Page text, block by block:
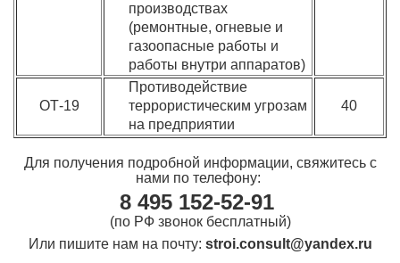
производствах
(ремонтные, огневые и
газоопасные работы и
работы внутри аппаратов)
ОТ-19
Противодействие
террористическим угрозам
на предприятии
40
Для получения подробной информации, свяжитесь с
нами по телефону:
8 495 152-52-91
(по РФ звонок бесплатный)
Или пишите нам на почту: stroi.consult@yandex.ru